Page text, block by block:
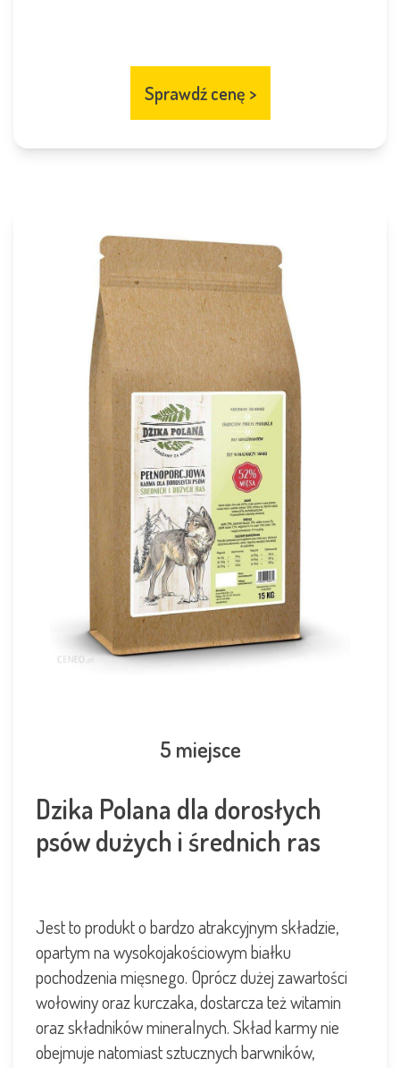
Sprawdź cenę >
5 miejsce
Dzika Polana dla dorosłych
psów dużych i średnich ras
Jest to produkt o bardzo atrakcyjnym składzie,
opartym na wysokojakościowym białku
pochodzenia mięsnego. Oprócz dużej zawartości
wołowiny oraz kurczaka, dostarcza też witamin
oraz składników mineralnych. Skład karmy nie
obejmuje natomiast sztucznych barwników,